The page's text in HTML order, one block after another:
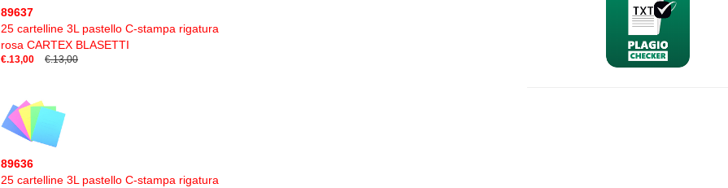
89637
25 cartelline 3L pastello C-stampa rigatura
rosa CARTEX BLASETTI
€.13,00 €.13,00
89636
25 cartelline 3L pastello C-stampa rigatura